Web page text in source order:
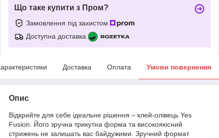
Що таке купити з Пром?
Замовлення під захистом
Доступна доставка
Доставка Оплата Умови повернення
Опис
Відкрийте для себе ідеальне рішення – клей-олівець Yes
Fusion. Його зручна трикутна форма та високоякісний
стрижень не залишать вас байдужими. Зручний формат